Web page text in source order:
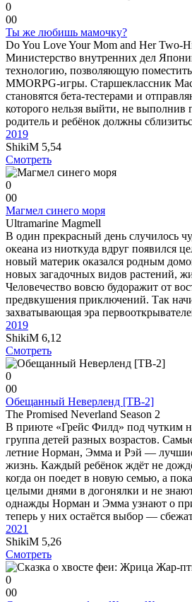
0
00
Ты же любишь мамочку?
Do You Love Your Mom and Her Two-
Министерство внутренних дел
технологию, позволяющую поместить
MMORPG-игры. Старшеклассник
становятся бета-тестерами и
которого нельзя выйти, не выполнив
родитель и ребёнок должны
2019
ShikiM 5,54
Смотреть
0
00
Магмел синего моря
Ultramarine Magmell
В один прекрасный день случилось
океана из ниоткуда вдруг появился
новый материк оказался родным
новых загадочных видов растений,
Человечество вовсю будоражит от
предвкушения приключений. Так
захватывающая эра
2019
ShikiM 6,12
Смотреть
0
00
Обещанный Неверленд [ТВ-2]
The Promised Neverland Season 2
В приюте «Грейс Филд» под чутким
группа детей разных возрастов.
летние Норман, Эмма и Рэй —
жизнь. Каждый ребёнок ждёт не
когда он поедет в новую семью, а
целыми днями в догонялки и не
однажды Норман и Эмма узнают о
теперь у них остаётся выбор —
2021
ShikiM 5,26
Смотреть
0
00